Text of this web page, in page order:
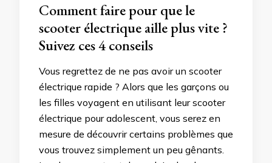
Comment faire pour que le
scooter électrique aille plus vite ?
Suivez ces 4 conseils
Vous regrettez de ne pas avoir un scooter
électrique rapide ? Alors que les garçons ou
les filles voyagent en utilisant leur scooter
électrique pour adolescent, vous serez en
mesure de découvrir certains problèmes que
vous trouvez simplement un peu gênants.